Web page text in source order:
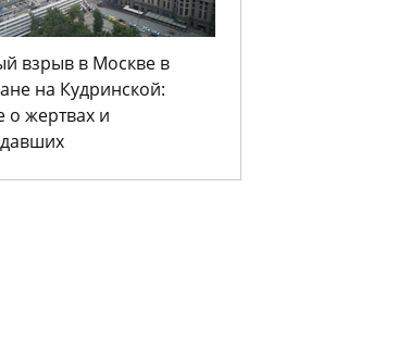
взрыв в Москве в
на Кудринской:
о жертвах и